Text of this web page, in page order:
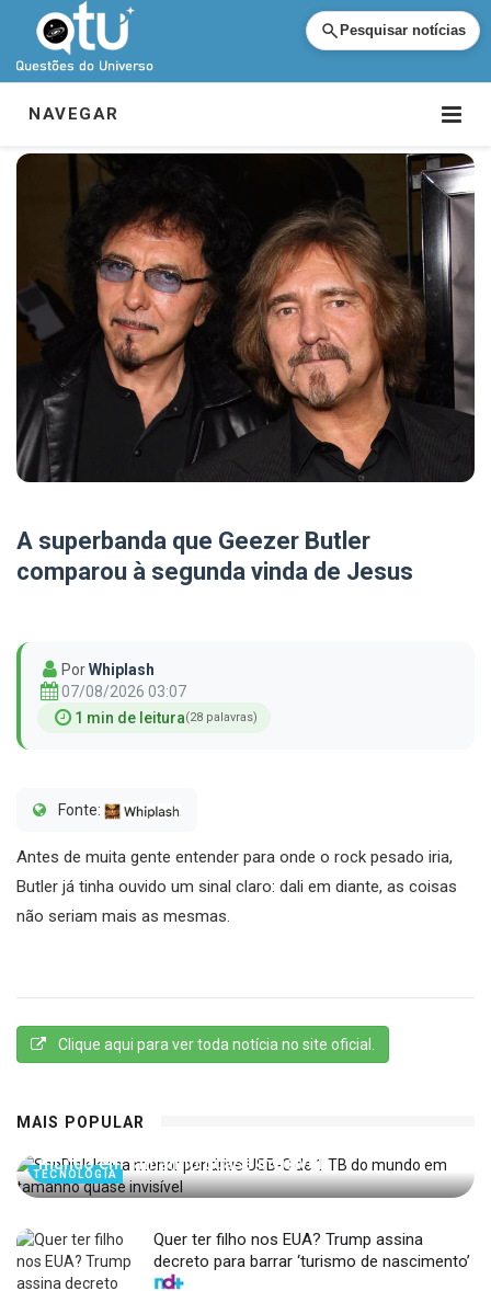
Pesquisar notícias
NAVEGAR
A superbanda que Geezer Butler
comparou à segunda vinda de Jesus
PorWhiplash
07/08/2026 03:07
1 min de leitura(28 palavras)
Fonte:
Antes de muita gente entender para onde o rock pesado iria,
Butler já tinha ouvido um sinal claro: dali em diante, as coisas
não seriam mais as mesmas.
Clique aqui para ver toda notícia no site oficial.
MAIS POPULAR
TECNOLOGIA
mundo em tamanho quase invisível
Quer ter filho nos EUA? Trump assina
decreto para barrar ‘turismo de nascimento’